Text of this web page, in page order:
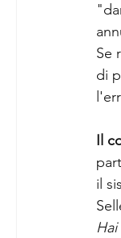
Se
di
Il
il